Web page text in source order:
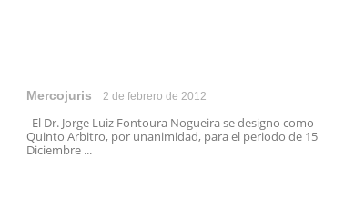
Mercojuris 2 de febrero de 2012
El Dr. Jorge Luiz Fontoura Nogueira se designo como
Quinto Arbitro, por unanimidad, para el periodo de 15
Diciembre ...